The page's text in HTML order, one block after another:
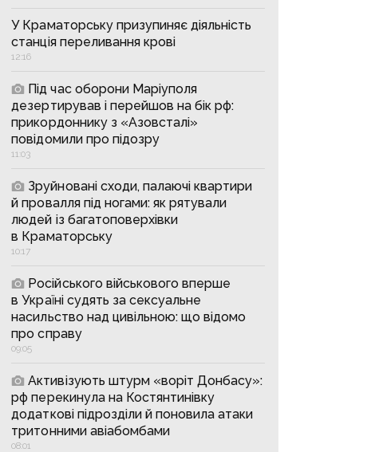
У Краматорську призупиняє діяльність
станція переливання крові
12:16
Під час оборони Маріуполя
дезертирував і перейшов на бік рф:
прикордоннику з «Азовсталі»
повідомили про підозру
11:03
Зруйновані сходи, палаючі квартири
й провалля під ногами: як рятували
людей із багатоповерхівки
в Краматорську
10:17
Російського військового вперше
в Україні судять за сексуальне
насильство над цивільною: що відомо
про справу
09:05
Активізують штурм «воріт Донбасу»:
рф перекинула на Костянтинівку
додаткові підрозділи й поновила атаки
тритонними авіабомбами
08:01